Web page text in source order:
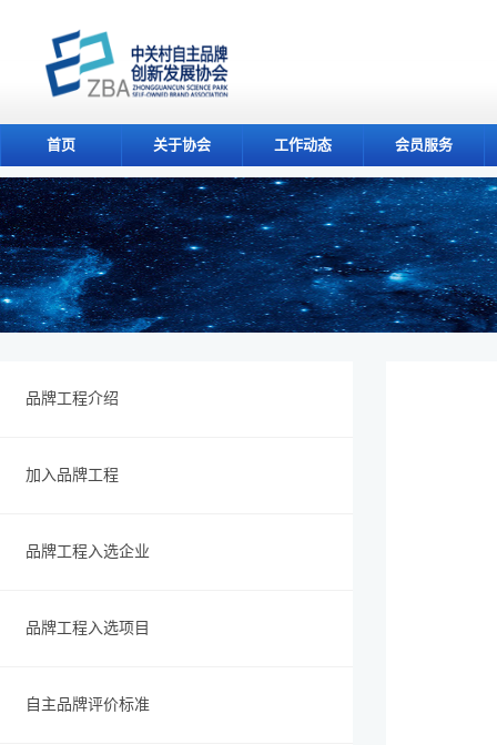
首页 关于协会 工作动态 会员服务
品牌工程介绍
加入品牌工程
品牌工程入选企业
品牌工程入选项目
自主品牌评价标准